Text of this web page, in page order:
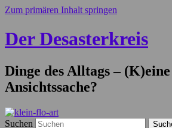
Zum primären Inhalt springen
Der Desasterkreis
Dinge des Alltags – (K)eine
Ansichtssache?
Suchen